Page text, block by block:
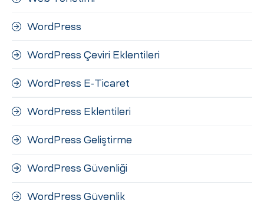
WordPress
WordPress Çeviri Eklentileri
WordPress E-Ticaret
WordPress Eklentileri
WordPress Geliştirme
WordPress Güvenliği
WordPress Güvenlik